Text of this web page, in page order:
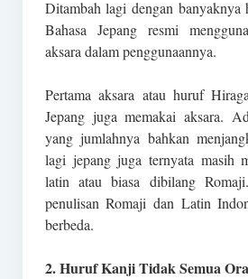
Ditambah lagi dengan banyaknya
Bahasa Jepang resmi
aksara dalam penggunaannya.
Pertama aksara atau huruf
Jepang juga memakai aksara.
yang jumlahnya bahkan
lagi jepang juga ternyata masih
latin atau biasa dibilang
penulisan Romaji dan Latin
berbeda.
2. Huruf Kanji Tidak Semua